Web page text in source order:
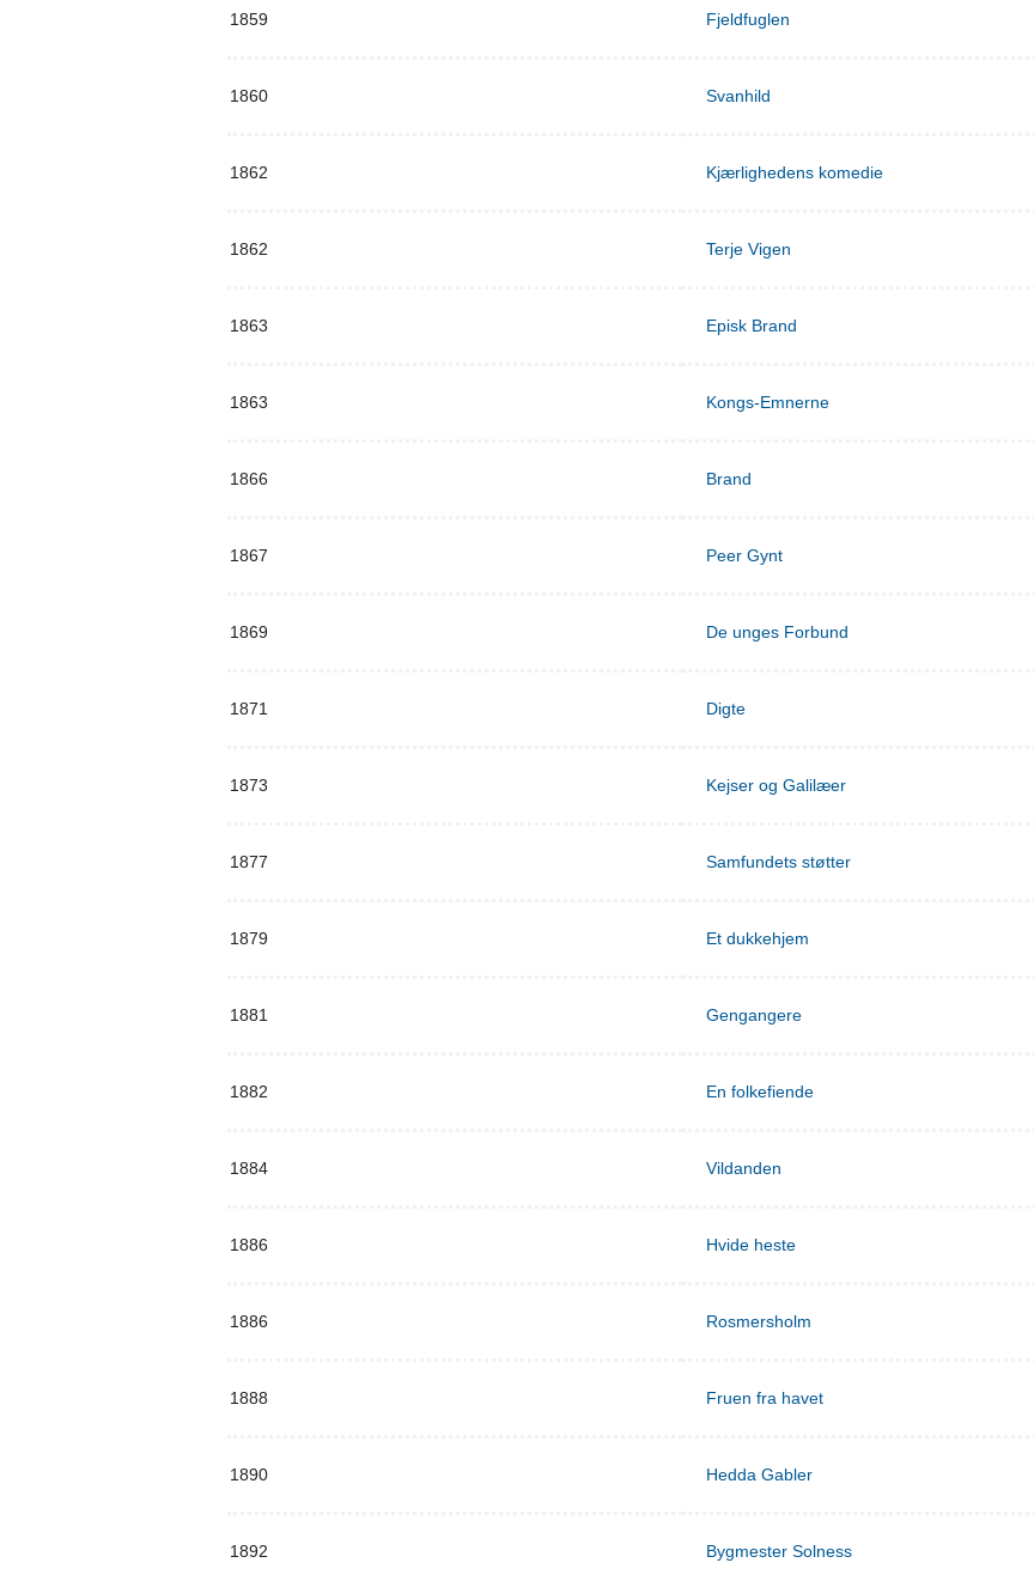
1859 Fjeldfuglen
1860 Svanhild
1862 Kjærlighedens komedie
1862 Terje Vigen
1863 Episk Brand
1863 Kongs-Emnerne
1866 Brand
1867 Peer Gynt
1869 De unges Forbund
1871 Digte
1873 Kejser og Galilæer
1877 Samfundets støtter
1879 Et dukkehjem
1881 Gengangere
1882 En folkefiende
1884 Vildanden
1886 Hvide heste
1886 Rosmersholm
1888 Fruen fra havet
1890 Hedda Gabler
1892 Bygmester Solness